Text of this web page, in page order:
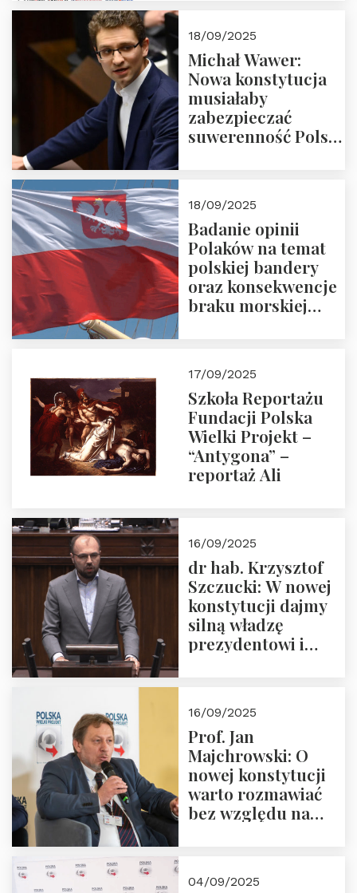
18/09/2025
Michał Wawer:
Nowa konstytucja
musiałaby
zabezpieczać
suwerenność Polski
18/09/2025
Badanie opinii
Polaków na temat
polskiej bandery
oraz konsekwencje
braku morskiej
17/09/2025
Szkoła Reportażu
Fundacji Polska
Wielki Projekt –
“Antygona” –
reportaż Ali
16/09/2025
dr hab. Krzysztof
Szczucki: W nowej
konstytucji dajmy
silną władzę
prezydentowi i
16/09/2025
Prof. Jan
Majchrowski: O
nowej konstytucji
warto rozmawiać
bez względu na
04/09/2025